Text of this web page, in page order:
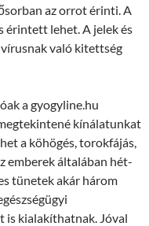
az orrot érinti. A
érintett lehet. A jelek és
való kitettség
a gyogyline.hu
kínálatunkat
a köhögés, torokfájás,
emberek általában hét-
tünetek akár három
is kialakíthatnak. Jóval